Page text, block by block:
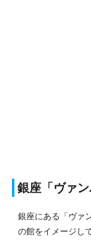
銀座「ヴァン
銀座にある「ヴァ
の館をイメージし